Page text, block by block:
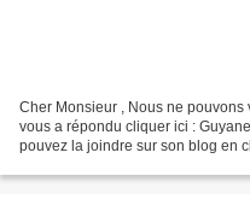
Cher Monsieur , Nous ne
vous a répondu cliquer ici :
pouvez la joindre sur son blog en